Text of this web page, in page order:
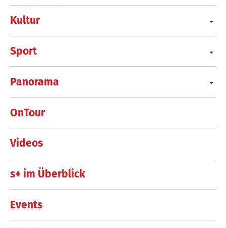
Kultur
Sport
Panorama
OnTour
Videos
s+ im Überblick
Events